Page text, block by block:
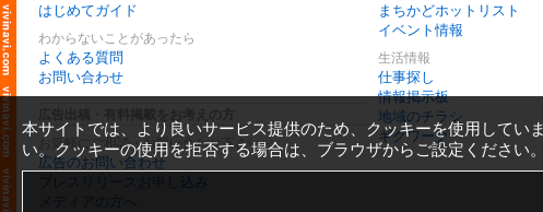
はじめてガイド
わからないことがあったら
よくある質問
お問い合わせ
お気軽にご相談・お問い合わせ下さい
広告のお問い合わせ
プレスリリースお申し込み
メディアの方へ
まちかどホットリスト
イベント情報
生活情報
仕事探し
情報掲示板
地域のチラシ
ギグワーク
本サイトでは、より良いサービス提供のため、クッキーを使用してい
い。クッキーの使用を拒否する場合は、ブラウザからご設定ください。